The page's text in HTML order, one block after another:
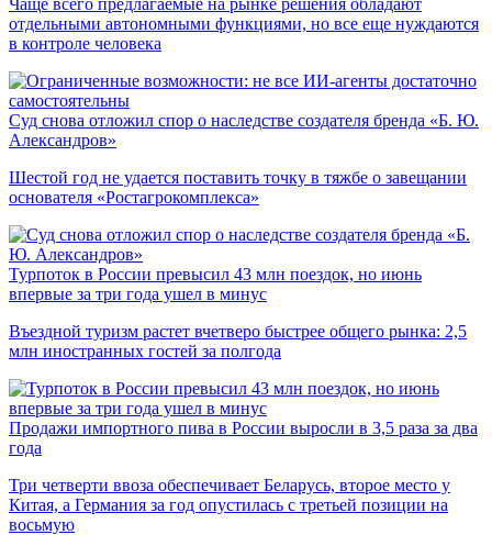
Чаще всего предлагаемые на рынке решения обладают
отдельными автономными функциями, но все еще нуждаются
в контроле человека
Суд снова отложил спор о наследстве создателя бренда «Б. Ю.
Александров»
Шестой год не удается поставить точку в тяжбе о завещании
основателя «Ростагрокомплекса»
Турпоток в России превысил 43 млн поездок, но июнь
впервые за три года ушел в минус
Въездной туризм растет вчетверо быстрее общего рынка: 2,5
млн иностранных гостей за полгода
Продажи импортного пива в России выросли в 3,5 раза за два
года
Три четверти ввоза обеспечивает Беларусь, второе место у
Китая, а Германия за год опустилась с третьей позиции на
восьмую